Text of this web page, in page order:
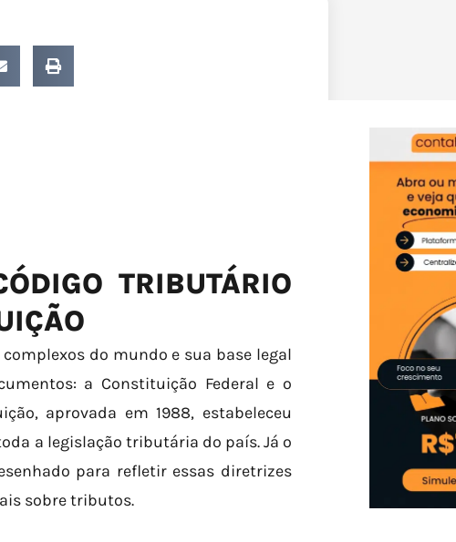
TRIBUTÁRIO
do mundo e sua base legal
a Constituição Federal e o
aprovada em 1988, estabeleceu
a legislação tributária do país. Já o
para refletir essas diretrizes
sobre tributos.